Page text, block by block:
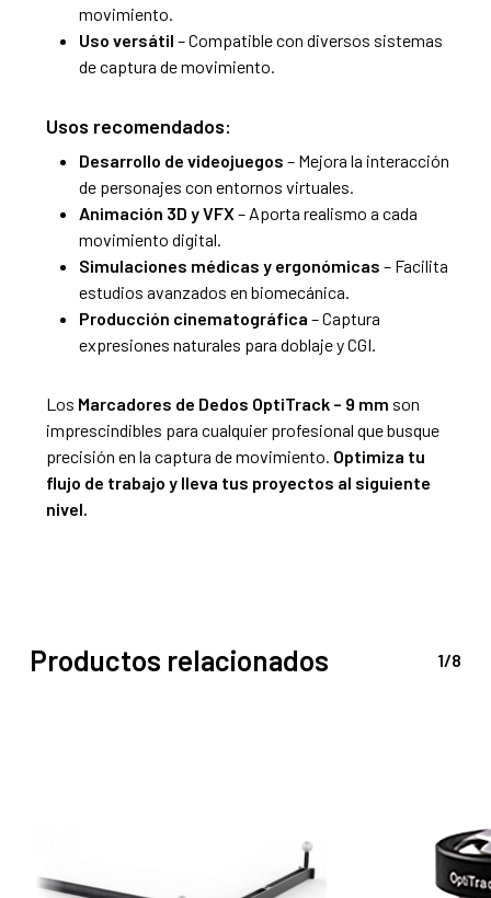
movimiento.
Uso versátil – Compatible con diversos sistemas
de captura de movimiento.
Usos recomendados:
Desarrollo de videojuegos – Mejora la interacción
de personajes con entornos virtuales.
Animación 3D y VFX– Aporta realismo a cada
movimiento digital.
Simulaciones médicas y ergonómicas – Facilita
estudios avanzados en biomecánica.
Producción cinematográfica – Captura
expresiones naturales para doblaje y CGI.
Los Marcadores de Dedos OptiTrack – 9 mm son
imprescindibles para cualquier profesional que busque
precisión en la captura de movimiento. Optimiza tu
flujo de trabajo y lleva tus proyectos al siguiente
nivel.
Productos relacionados 1/8